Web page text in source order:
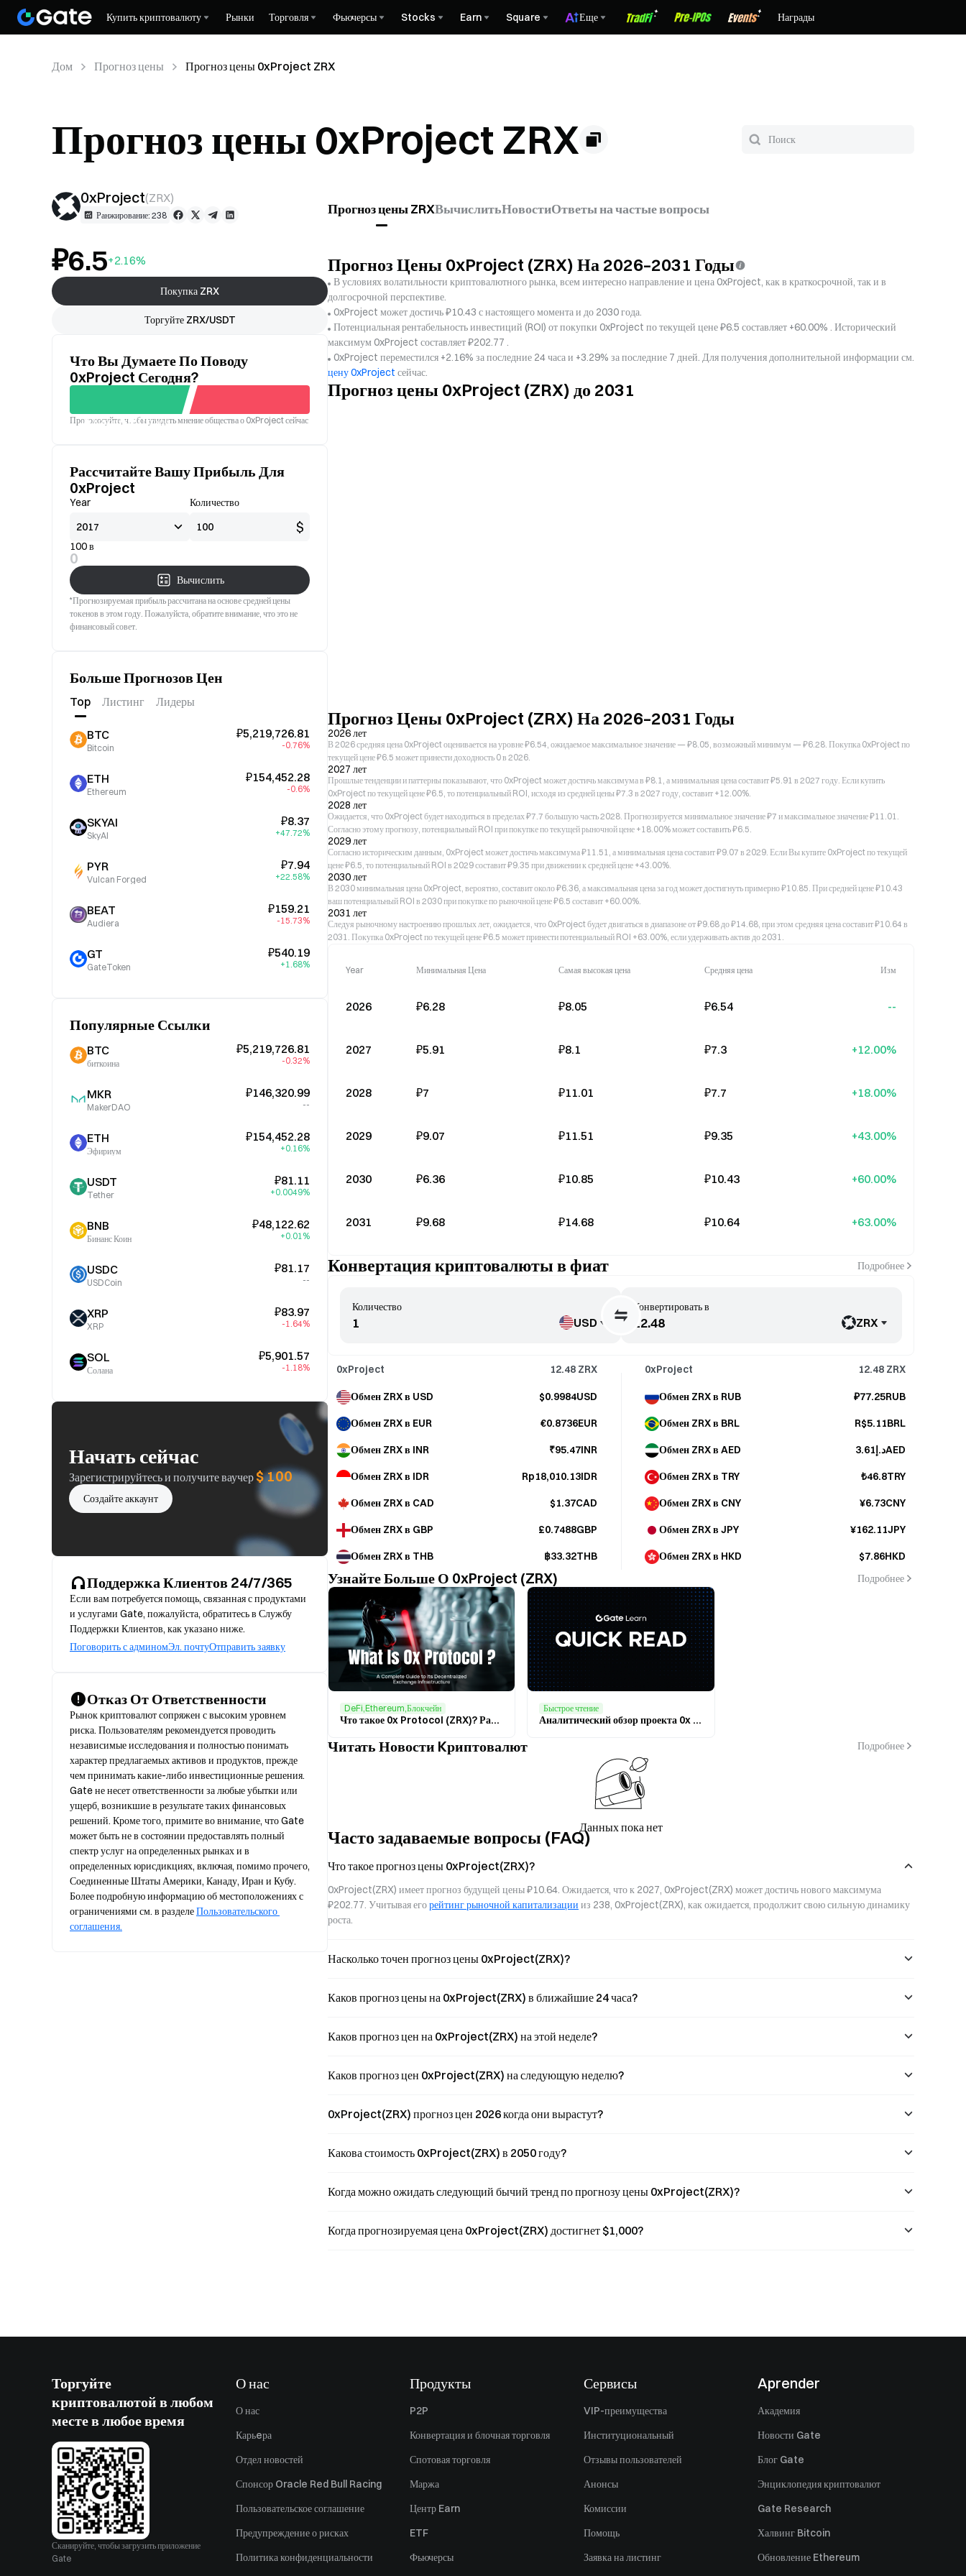
Купить криптовалюту Рынки Торговля Фьючерсы Stocks Earn Square Еще Награды
Дом Прогноз цены Прогноз цены 0xProject ZRX
Прогноз цены 0xProject ZRX
0xProject(ZRX)
Ранжирование: 238 Прогноз цены ZRXВычислитьНовостиОтветы на частые вопросы
₽6.5+2.16%
Покупка ZRX
Торгуйте ZRX/USDT
Что Вы Думаете По Поводу
0xProject Сегодня?
Хорошо Плохой
Проголосуйте, чтобы увидеть мнение общества о 0xProject сейчас
Рассчитайте Вашу Прибыль Для
0xProject
Year Количество
$
100 в
0
Вычислить
*Прогнозируемая прибыль рассчитана на основе средней цены
токенов в этом году. Пожалуйста, обратите внимание, что это не
финансовый совет.
Больше Прогнозов Цен
Top Листинг Лидеры
BTC
Bitcoin
₽5,219,726.81
-0.76%
ETH
Ethereum
₽154,452.28
-0.6%
SKYAI
SkyAI
₽8.37
+47.72%
PYR
Vulcan Forged
₽7.94
+22.58%
BEAT
Audiera
₽159.21
-15.73%
GT
GateToken
₽540.19
+1.68%
Популярные Ссылки
BTC
биткоина
₽5,219,726.81
-0.32%
MKR
MakerDAO
₽146,320.99
--
ETH
Эфириум
₽154,452.28
+0.16%
USDT
Tether
₽81.11
+0.0049%
BNB
Бинанс Коин
₽48,122.62
+0.01%
USDC
USDCoin
₽81.17
--
XRP
XRP
₽83.97
-1.64%
SOL
Солана
₽5,901.57
-1.18%
Начать сейчас
Зарегистрируйтесь и получите ваучер$ 100
Создайте аккаунт
Поддержка Клиентов 24/7/365
Если вам потребуется помощь, связанная с продуктами
и услугами Gate, пожалуйста, обратитесь в Службу
Поддержки Клиентов, как указано ниже.
Поговорить с админомЭл. почтуОтправить заявку
Отказ От Ответственности
Рынок криптовалют сопряжен с высоким уровнем
риска. Пользователям рекомендуется проводить
независимые исследования и полностью понимать
характер предлагаемых активов и продуктов, прежде
чем принимать какие-либо инвестиционные решения.
Gate не несет ответственности за любые убытки или
ущерб, возникшие в результате таких финансовых
решений. Кроме того, примите во внимание, что Gate
может быть не в состоянии предоставлять полный
спектр услуг на определенных рынках и в
определенных юрисдикциях, включая, помимо прочего,
Соединенные Штаты Америки, Канаду, Иран и Кубу.
Более подробную информацию об местоположениях с
ограничениями см. в разделе Пользовательского
соглашения.
Прогноз Цены 0xProject (ZRX) На 2026–2031 Годы
В условиях волатильности криптовалютного рынка, всем интересно направление и цена 0xProject, как в краткосрочной, так и в
долгосрочной перспективе.
0xProject может достичь ₽10.43 с настоящего момента и до 2030 года.
Потенциальная рентабельность инвестиций (ROI) от покупки 0xProject по текущей цене ₽6.5 составляет +60.00% . Исторический
максимум 0xProject составляет ₽202.77 .
0xProject переместился +2.16% за последние 24 часа и +3.29% за последние 7 дней. Для получения дополнительной информации см.
цену 0xProject сейчас.
Прогноз цены 0xProject (ZRX) до 2031
Прогноз Цены 0xProject (ZRX) На 2026–2031 Годы
2026 лет
В 2026 средняя цена 0xProject оценивается на уровне ₽6.54, ожидаемое максимальное значение — ₽8.05, возможный минимум — ₽6.28. Покупка 0xProject по
текущей цене ₽6.5 может принести доходность 0 в 2026.
2027 лет
Прошлые тенденции и паттерны показывают, что 0xProject может достичь максимума в ₽8.1, а минимальная цена составит ₽5.91 в 2027 году. Если купить
0xProject по текущей цене ₽6.5, то потенциальный ROI, исходя из средней цены ₽7.3 в 2027 году, составит +12.00%.
2028 лет
Ожидается, что 0xProject будет находиться в пределах ₽7.7 большую часть 2028. Прогнозируется минимальное значение ₽7 и максимальное значение ₽11.01.
Согласно этому прогнозу, потенциальный ROI при покупке по текущей рыночной цене +18.00% может составить ₽6.5.
2029 лет
Согласно историческим данным, 0xProject может достичь максимума ₽11.51, а минимальная цена составит ₽9.07 в 2029. Если Вы купите 0xProject по текущей
цене ₽6.5, то потенциальный ROI в 2029 составит ₽9.35 при движении к средней цене +43.00%.
2030 лет
В 2030 минимальная цена 0xProject, вероятно, составит около ₽6.36, а максимальная цена за год может достигнуть примерно ₽10.85. При средней цене ₽10.43
ваш потенциальный ROI в 2030 при покупке по рыночной цене ₽6.5 составит +60.00%.
2031 лет
Следуя рыночному настроению прошлых лет, ожидается, что 0xProject будет двигаться в диапазоне от ₽9.68 до ₽14.68, при этом средняя цена составит ₽10.64 в
2031. Покупка 0xProject по текущей цене ₽6.5 может принести потенциальный ROI +63.00%, если удерживать актив до 2031.
Year Минимальная Цена Самая высокая цена Средняя цена Изм
2026 ₽6.28 ₽8.05 ₽6.54 --
2027 ₽5.91 ₽8.1 ₽7.3 +12.00%
2028 ₽7 ₽11.01 ₽7.7 +18.00%
2029 ₽9.07 ₽11.51 ₽9.35 +43.00%
2030 ₽6.36 ₽10.85 ₽10.43 +60.00%
2031 ₽9.68 ₽14.68 ₽10.64 +63.00%
Конвертация криптовалюты в фиат Подробнее
Конвертировать в
ZRX
Количество
USD
0xProject 12.48 ZRX
Обмен ZRX в USD $0.9984USD
Обмен ZRX в EUR €0.8736EUR
Обмен ZRX в INR ₹95.47INR
Обмен ZRX в IDR Rp18,010.13IDR
Обмен ZRX в CAD $1.37CAD
Обмен ZRX в GBP £0.7488GBP
Обмен ZRX в THB ฿33.32THB
0xProject 12.48 ZRX
Обмен ZRX в RUB ₽77.25RUB
Обмен ZRX в BRL R$5.11BRL
Обмен ZRX в AED د.إ3.61AED
Обмен ZRX в TRY ₺46.8TRY
Обмен ZRX в CNY ¥6.73CNY
Обмен ZRX в JPY ¥162.11JPY
Обмен ZRX в HKD $7.86HKD
Узнайте Больше О 0xProject (ZRX) Подробнее
DeFi,Ethereum,Блокчейн
Что такое 0x Protocol (ZRX)? Разбираемся в механизме децентрализованного торгового протокола и ончейн-сети ликвидности
Быстрое чтение
Аналитический обзор проекта 0x Protocol (ZRX): инвестиционные возможности и прогноз развития на 2025 год
Читать Новости Kриптовалют Подробнее
Данных пока нет
Часто задаваемые вопросы (FAQ)
Что такое прогноз цены 0xProject(ZRX)?
0xProject(ZRX) имеет прогноз будущей цены ₽10.64. Ожидается, что к 2027, 0xProject(ZRX) может достичь нового максимума
₽202.77. Учитывая его рейтинг рыночной капитализации из 238, 0xProject(ZRX), как ожидается, продолжит свою сильную динамику
роста.
Насколько точен прогноз цены 0xProject(ZRX)?
Каков прогноз цены на 0xProject(ZRX) в ближайшие 24 часа?
Каков прогноз цен на 0xProject(ZRX) на этой неделе?
Каков прогноз цен 0xProject(ZRX) на следующую неделю?
0xProject(ZRX) прогноз цен 2026 когда они вырастут?
Какова стоимость 0xProject(ZRX) в 2050 году?
Когда можно ожидать следующий бычий тренд по прогнозу цены 0xProject(ZRX)?
Когда прогнозируемая цена 0xProject(ZRX) достигнет $1,000?
Торгуйте
криптовалютой в любом
месте в любое время
Сканируйте, чтобы загрузить приложение
Gate
О нас
О нас
Карьeра
Отдел новостей
Спонсор Oracle Red Bull Racing
Пользовательское соглашение
Предупреждение о рисках
Политика конфиденциальности
Продукты
P2P
Конвертация и блочная торговля
Спотовая торговля
Маржа
Центр Earn
ETF
Фьючерсы
Сервисы
VIP-преимущества
Институциональный
Отзывы пользователей
Анонсы
Комиссии
Помощь
Заявка на листинг
Aprender
Академия
Новости Gate
Блог Gate
Энциклопедия криптовалют
Gate Research
Халвинг Bitcoin
Обновление Ethereum